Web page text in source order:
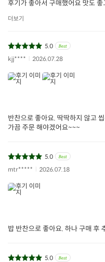
후기가 좋아서 구매했어요 맛도
더보기
5.0
kjj****
2026.07.28
반찬으로 좋아요. 딱딱하지 않고 씹는맛도 있고 약간 매콤해서 맛있어요
가끔 주문 해야겠어요~~~
5.0
mtr*****
2026.07.18
밥 반찬으로 좋아요. 하나 구매 후
5.0